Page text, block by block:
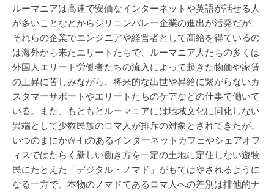
ルーマニアは高速で安価なインターネットや英語が話せる人
が多いことなどからシリコンバレー企業の進出が活発だが、
それらの企業でエンジニアや経営者として高給を得ているの
は海外から来たエリートたちで、ルーマニア人たちの多くは
外国人エリート労働者たちの流入によって起きた物価や家賃
の上昇に苦しみながら、将来的な出世や昇給に繋がらないカ
スタマーサポートやエリートたちのケアなどの仕事で働いて
いる。また、もともとルーマニアには地域文化に同化しない
異端として少数民族のロマ人が排斥の対象とされてきたが、
いつのまにかWi-Fiのあるインターネットカフェやシェアオフ
ィスではたらく新しい働き方を一定の土地に定住しない遊牧
民にたとえた「デジタル・ノマド」がもてはやされるように
なる一方で、本物のノマドであるロマ人への差別は排他的ナ